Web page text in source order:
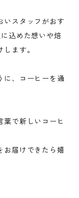
いスタッフがおす
込めた想いや焙
ます。
に、コーヒーを通
葉で新しいコーヒ
お届けできたら嬉